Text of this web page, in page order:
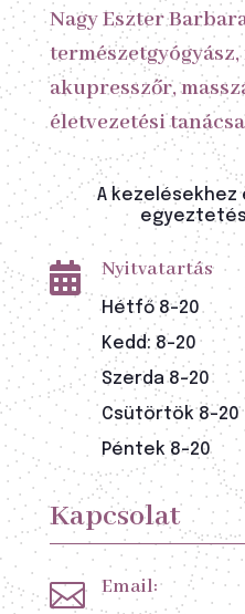
Nagy Eszter
akupresszőr,
életvezetési
A
 Nyitvatartás
Hétfő 8-20
Kedd: 8-20
Szerda 8-20
Csütörtök 8-20
Péntek 8-20
Kapcsolat
 Email: